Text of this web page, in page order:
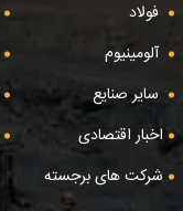
فولاد
آلومینیوم
سایر صنایع
اخبار اقتصادی
شرکت های برجسته